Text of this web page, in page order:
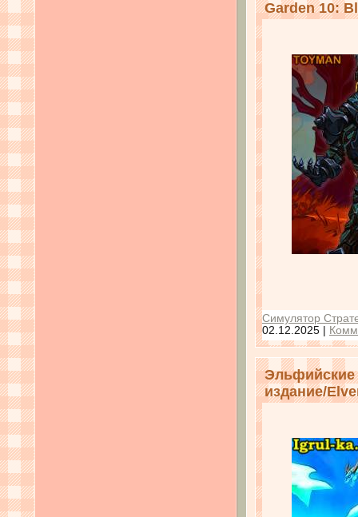
Garden 10:
Симулятор
02.12.2025
Эльфийские
издание/